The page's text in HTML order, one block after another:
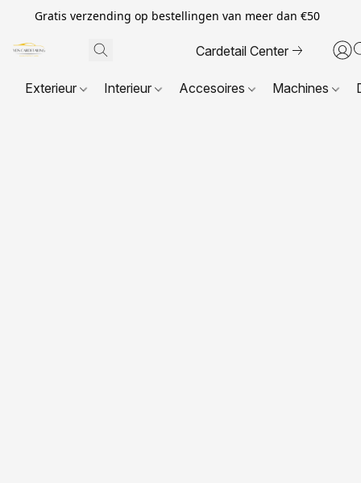
Gratis verzending op bestellingen van meer dan €50
Cardetail Center
Exterieur Interieur Accesoires Machines